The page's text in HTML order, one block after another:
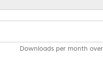
Downloads per month